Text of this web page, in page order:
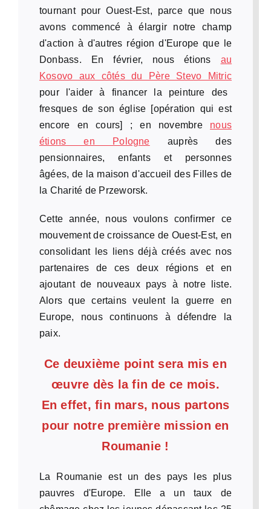
tournant pour Ouest-Est, parce que nous
avons commencé à élargir notre champ
d'action à d'autres région d'Europe que le
Donbass. En février, nous étions au
Kosovo aux côtés du Père Stevo Mitric
pour l'aider à financer la peinture des
fresques de son église [opération qui est
encore en cours] ; en novembre nous
étions en Pologne auprès des
pensionnaires, enfants et personnes
âgées, de la maison d'accueil des Filles de
la Charité de Przeworsk.
Cette année, nous voulons confirmer ce
mouvement de croissance de Ouest-Est, en
consolidant les liens déjà créés avec nos
partenaires de ces deux régions et en
ajoutant de nouveaux pays à notre liste.
Alors que certains veulent la guerre en
Europe, nous continuons à défendre la
paix.
Ce deuxième point sera mis en
œuvre dès la fin de ce mois.
En effet, fin mars, nous partons
pour notre première mission en
Roumanie !
La Roumanie est un des pays les plus
pauvres d'Europe. Elle a un taux de